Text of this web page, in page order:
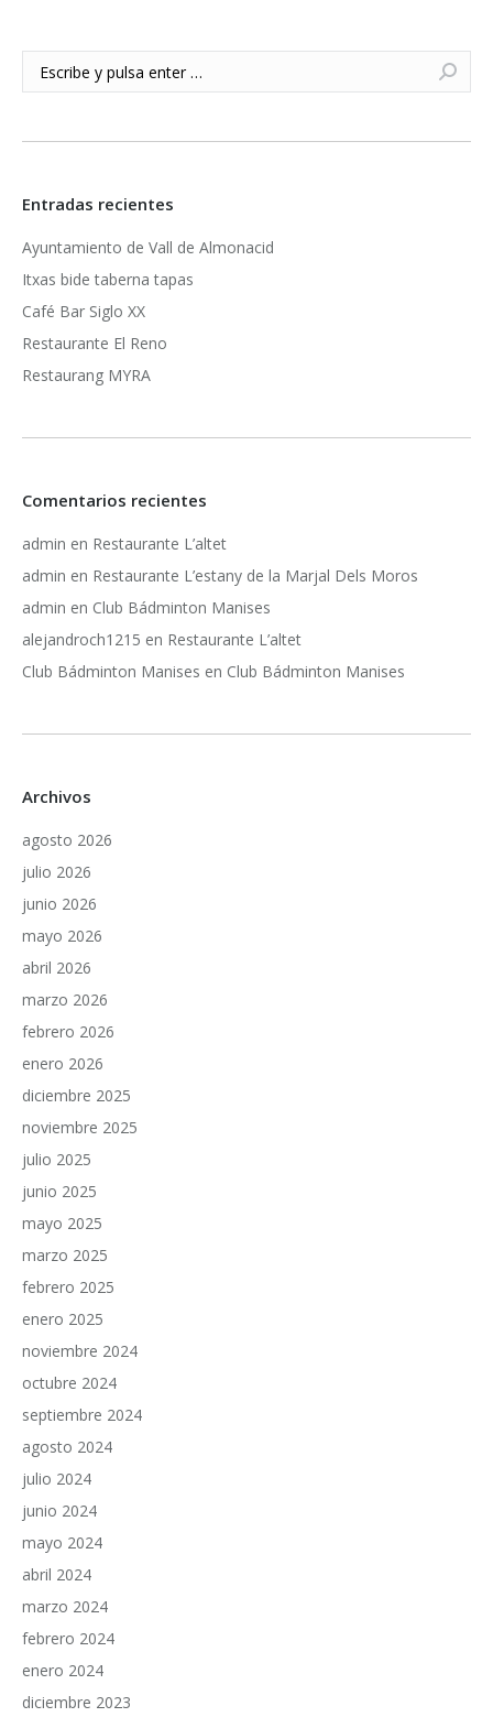
Buscar:
Entradas recientes
Ayuntamiento de Vall de Almonacid
Itxas bide taberna tapas
Café Bar Siglo XX
Restaurante El Reno
Restaurang MYRA
Comentarios recientes
admin en Restaurante L’altet
admin en Restaurante L’estany de la Marjal Dels Moros
admin en Club Bádminton Manises
alejandroch1215 en Restaurante L’altet
Club Bádminton Manises en Club Bádminton Manises
Archivos
agosto 2026
julio 2026
junio 2026
mayo 2026
abril 2026
marzo 2026
febrero 2026
enero 2026
diciembre 2025
noviembre 2025
julio 2025
junio 2025
mayo 2025
marzo 2025
febrero 2025
enero 2025
noviembre 2024
octubre 2024
septiembre 2024
agosto 2024
julio 2024
junio 2024
mayo 2024
abril 2024
marzo 2024
febrero 2024
enero 2024
diciembre 2023